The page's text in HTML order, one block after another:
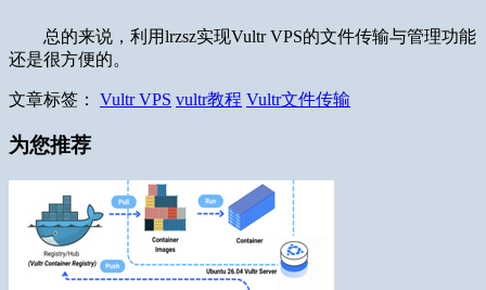
总的来说，利用lrzsz实现Vultr VPS的文件传输与管理功能
还是很方便的。
文章标签： Vultr VPS vultr教程 Vultr文件传输
为您推荐